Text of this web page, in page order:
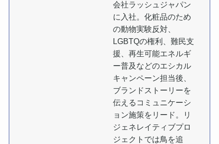
会社ラッシュジャパン
に入社。化粧品のため
の動物実験反対、
LGBTQの権利、難民支
援、再生可能エネルギ
ー普及などのエシカル
キャンペーン担当後、
ブランドストーリーを
伝えるコミュニケーシ
ョン施策をリード。リ
ジェネレイティブプロ
ジェクトでは鳥を追